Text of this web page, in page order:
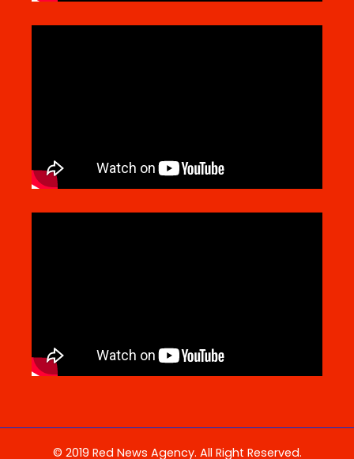
© 2019 Red News Agency. All Right Reserved.